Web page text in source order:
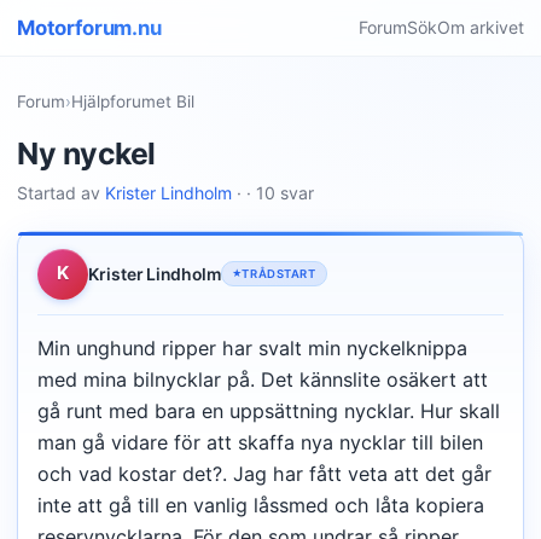
Motorforum.nu ForumSökOm arkivet
Forum›Hjälpforumet Bil
Ny nyckel
Startad av Krister Lindholm · · 10 svar
K Krister Lindholm TRÅDSTART
Min unghund ripper har svalt min nyckelknippa
med mina bilnycklar på. Det kännslite osäkert att
gå runt med bara en uppsättning nycklar. Hur skall
man gå vidare för att skaffa nya nycklar till bilen
och vad kostar det?. Jag har fått veta att det går
inte att gå till en vanlig låssmed och låta kopiera